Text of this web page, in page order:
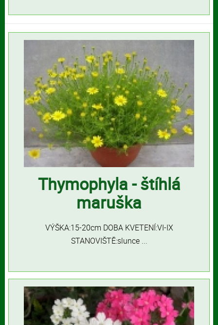
Thymophyla - štíhlá
maruška
VÝŠKA:15-20cm DOBA KVETENÍ:VI-IX
STANOVIŠTĚ:slunce ...